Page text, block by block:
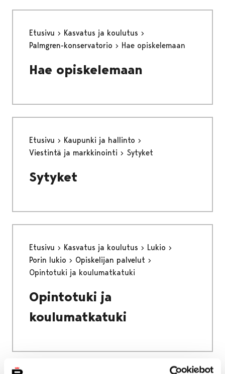
Etusivu
Kasvatus ja koulutus
Palmgren-konservatorio
Hae opiskelemaan
Hae opiskelemaan
Etusivu
Kaupunki ja hallinto
Viestintä ja markkinointi
Sytyket
Sytyket
Etusivu Kasvatus ja koulutus
Lukio
Porin lukio
Opiskelijan palvelut
Opintotuki ja koulumatkatuki
Opintotuki ja
koulumatkatuki